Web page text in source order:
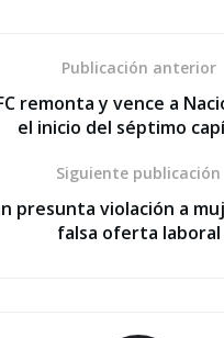
Publicación anterior
remonta y vence a
el inicio del séptimo
Siguiente publicación
presunta violación a
falsa oferta laboral